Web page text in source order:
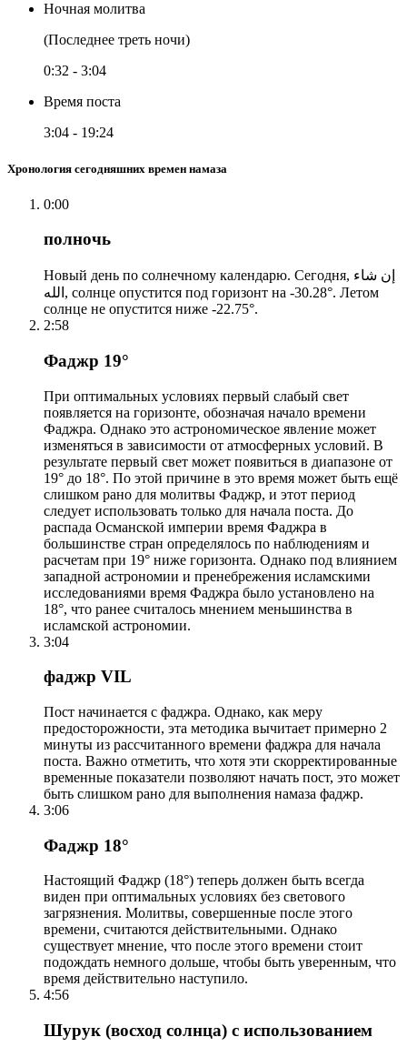
Ночная молитва
(Последнее треть ночи)
0:32 - 3:04
Время поста
3:04 - 19:24
Хронология сегодняшних времен намаза
0:00
полночь
Новый день по солнечному календарю. Сегодня, إن شاء
الله, солнце опустится под горизонт на -30.28°. Летом
солнце не опустится ниже -22.75°.
2:58
Фаджр 19°
При оптимальных условиях первый слабый свет
появляется на горизонте, обозначая начало времени
Фаджра. Однако это астрономическое явление может
изменяться в зависимости от атмосферных условий. В
результате первый свет может появиться в диапазоне от
19° до 18°. По этой причине в это время может быть ещё
слишком рано для молитвы Фаджр, и этот период
следует использовать только для начала поста. До
распада Османской империи время Фаджра в
большинстве стран определялось по наблюдениям и
расчетам при 19° ниже горизонта. Однако под влиянием
западной астрономии и пренебрежения исламскими
исследованиями время Фаджра было установлено на
18°, что ранее считалось мнением меньшинства в
исламской астрономии.
3:04
фаджр VIL
Пост начинается с фаджра. Однако, как меру
предосторожности, эта методика вычитает примерно 2
минуты из рассчитанного времени фаджра для начала
поста. Важно отметить, что хотя эти скорректированные
временные показатели позволяют начать пост, это может
быть слишком рано для выполнения намаза фаджр.
3:06
Фаджр 18°
Настоящий Фаджр (18°) теперь должен быть всегда
виден при оптимальных условиях без светового
загрязнения. Молитвы, совершенные после этого
времени, считаются действительными. Однако
существует мнение, что после этого времени стоит
подождать немного дольше, чтобы быть уверенным, что
время действительно наступило.
4:56
Шурук (восход солнца) с использованием